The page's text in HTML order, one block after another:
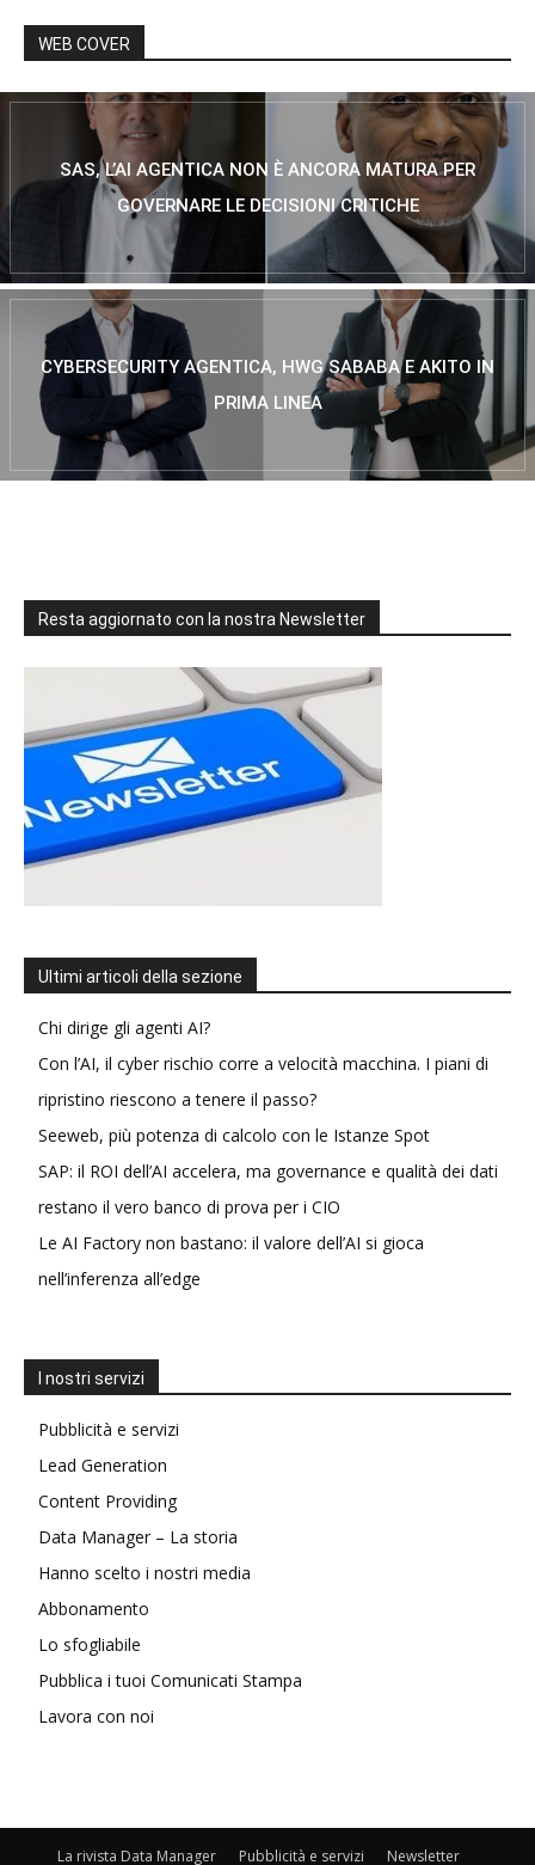
WEB COVER
SAS, L’AI AGENTICA NON È ANCORA MATURA PER
GOVERNARE LE DECISIONI CRITICHE
CYBERSECURITY AGENTICA, HWG SABABA E AKITO IN
PRIMA LINEA
Resta aggiornato con la nostra Newsletter
Ultimi articoli della sezione
Chi dirige gli agenti AI?
Con l’AI, il cyber rischio corre a velocità macchina. I piani di
ripristino riescono a tenere il passo?
Seeweb, più potenza di calcolo con le Istanze Spot
SAP: il ROI dell’AI accelera, ma governance e qualità dei dati
restano il vero banco di prova per i CIO
Le AI Factory non bastano: il valore dell’AI si gioca
nell’inferenza all’edge
I nostri servizi
Pubblicità e servizi
Lead Generation
Content Providing
Data Manager – La storia
Hanno scelto i nostri media
Abbonamento
Lo sfogliabile
Pubblica i tuoi Comunicati Stampa
Lavora con noi
La rivista Data Manager Pubblicità e servizi Newsletter